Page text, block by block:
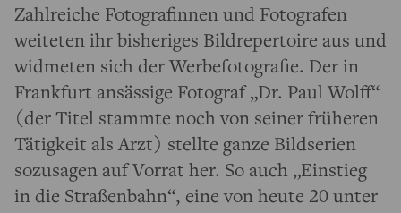
Zahlreiche Fotografinnen und Fotografen
weiteten ihr bisheriges Bildrepertoire aus und
widmeten sich der Werbefotografie. Der in
Frankfurt ansässige Fotograf „Dr. Paul Wolff“
(der Titel stammte noch von seiner früheren
Tätigkeit als Arzt) stellte ganze Bildserien
sozusagen auf Vorrat her. So auch „Einstieg
in die Straßenbahn“, eine von heute 20 unter